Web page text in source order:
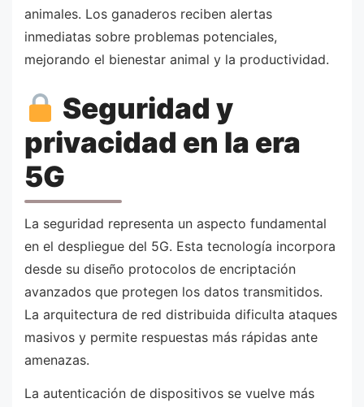
animales. Los ganaderos reciben alertas
inmediatas sobre problemas potenciales,
mejorando el bienestar animal y la productividad.
Seguridad y
privacidad en la era
5G
La seguridad representa un aspecto fundamental
en el despliegue del 5G. Esta tecnología incorpora
desde su diseño protocolos de encriptación
avanzados que protegen los datos transmitidos.
La arquitectura de red distribuida dificulta ataques
masivos y permite respuestas más rápidas ante
amenazas.
La autenticación de dispositivos se vuelve más